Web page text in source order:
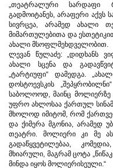
„თეატრალური სარდაფი
გადმოიტანეს, არაფერი
სივრცეა, არამედ ახალი
მიმართულებითა და
ახალი მსოფლმეხდველობით.
ლევან წულაძე: „დიდხანს
ახალი სცენა და
„ტარტიუფი“ დამედგა.
დოსტოევსკის
საბოლოოდ, მაინც მოლიერზე
უფრო ახლოსაა ქართულ
მხოლოდ იმიტომ, რომ
და ქიმერა მგონია, არამედ
თეატრი. მოლიერი კი მე
გადაწყვეტილებაა,
მხიარული, მაგრამ ცოტა
მინდა იყოს მოლიერისეული.“